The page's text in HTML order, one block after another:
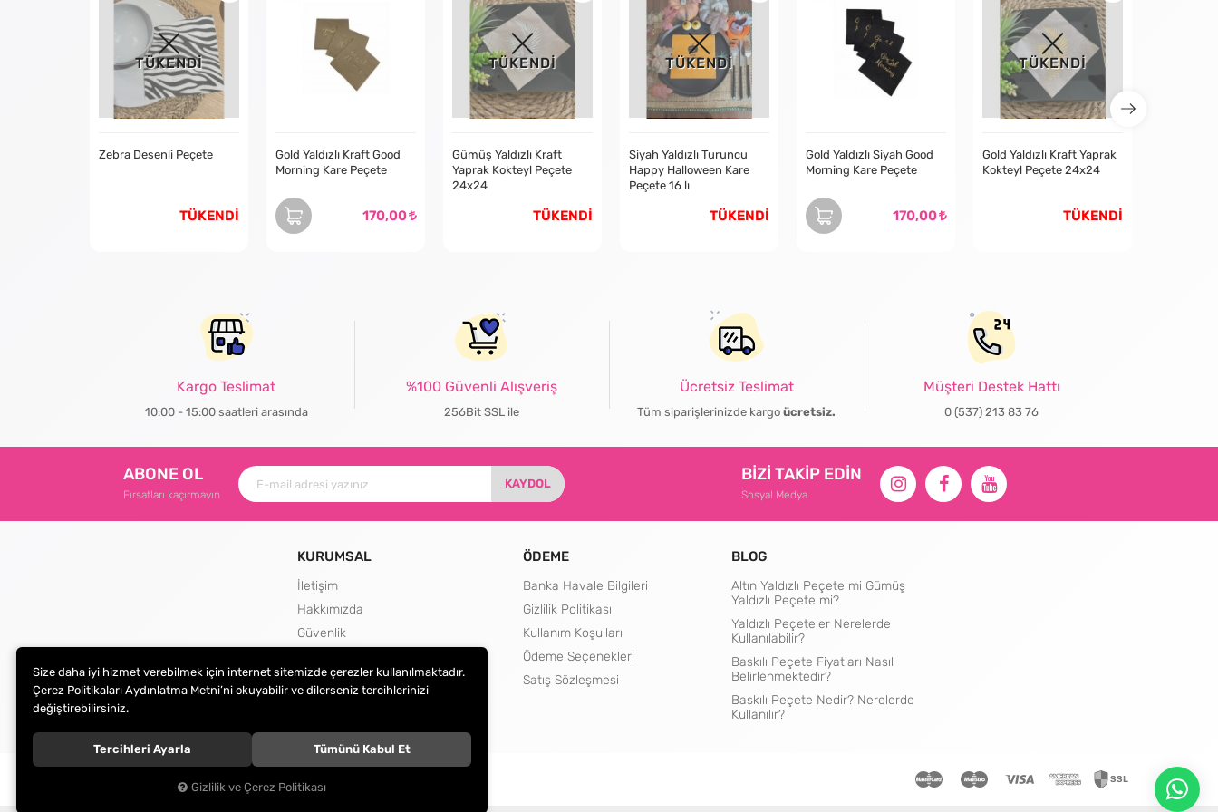
TÜKENDİ
Zebra Desenli Peçete
TÜKENDİ
Gold Yaldızlı Kraft Good
Morning Kare Peçete
170,00
TÜKENDİ
Gümüş Yaldızlı Kraft
Yaprak Kokteyl Peçete
24x24
TÜKENDİ
TÜKENDİ
Siyah Yaldızlı Turuncu
Happy Halloween Kare
Peçete 16 lı
TÜKENDİ
Gold Yaldızlı Siyah Good
Morning Kare Peçete
170,00
TÜKENDİ
Gold Yaldızlı Kraft Yaprak
Kokteyl Peçete 24x24
TÜKENDİ
Kargo Teslimat
10:00 - 15:00 saatleri arasında
%100 Güvenli Alışveriş
256Bit SSL ile
Ücretsiz Teslimat
Tüm siparişlerinizde kargoücretsiz.
Müşteri Destek Hattı
0 (537) 213 83 76
ABONE OL
Fırsatları kaçırmayın
KAYDOL
BİZİ TAKİP EDİN
Sosyal Medya
KURUMSAL
İletişim
Hakkımızda
Güvenlik
Kargo Seçenekleri
ÖDEME
Banka Havale Bilgileri
Gizlilik Politikası
Kullanım Koşulları
Ödeme Seçenekleri
Satış Sözleşmesi
BLOG
Altın Yaldızlı Peçete mi Gümüş
Yaldızlı Peçete mi?
Yaldızlı Peçeteler Nerelerde
Kullanılabilir?
Baskılı Peçete Fiyatları Nasıl
Belirlenmektedir?
Baskılı Peçete Nedir? Nerelerde
Kullanılır?
Peçete Market . Tüm hakları saklıdır.
Size daha iyi hizmet verebilmek için internet sitemizde çerezler kullanılmaktadır.
Çerez Politikaları Aydınlatma Metni’ni okuyabilir ve dilerseniz tercihlerinizi
değiştirebilirsiniz.
Tercihleri Ayarla Tümünü Kabul Et
Gizlilik ve Çerez Politikası